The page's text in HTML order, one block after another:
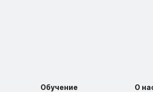
Обучение О